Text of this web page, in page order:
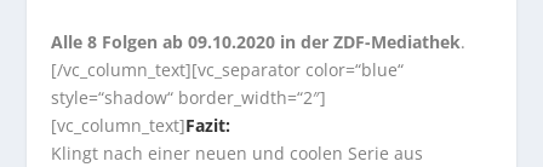
Alle 8 Folgen ab 09.10.2020 in der ZDF-Mediathek.
[/vc_column_text][vc_separator color=“blue“
style=“shadow“ border_width=“2″]
[vc_column_text]Fazit:
Klingt nach einer neuen und coolen Serie aus